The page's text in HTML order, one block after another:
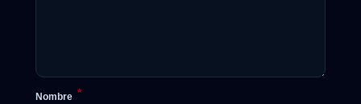
Nombre *